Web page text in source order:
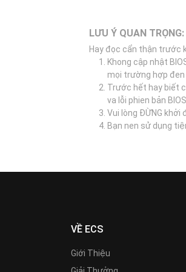
LƯU Ý QUAN TRỌNG:
Hay đọc cẩn thận trước
Khong cập nhật
mọi trường hợp đen
Trước hết hay biết
va lỗi phien bản
Vui lòng ĐỪNG khởi
Bạn nen sử dụng
VỀ ECS
Giới Thiệu